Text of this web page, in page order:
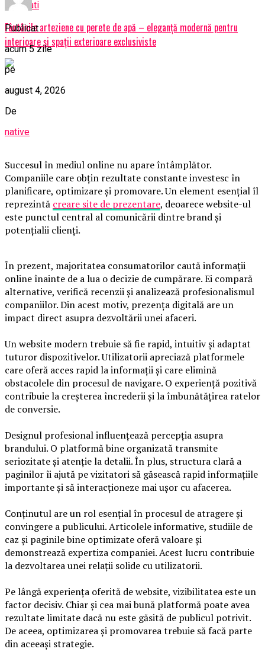
Nu ratati
Fântânile arteziene cu perete de apă – eleganță modernă pentru
interioare și spații exterioare exclusiviste
Publicat
acum 5 zile
pe
august 4, 2026
De
native
Succesul în mediul online nu apare întâmplător.
Companiile care obțin rezultate constante investesc în
planificare, optimizare și promovare. Un element esențial îl
reprezintă creare site de prezentare, deoarece website-ul
este punctul central al comunicării dintre brand și
potențialii clienți.
În prezent, majoritatea consumatorilor caută informații
online înainte de a lua o decizie de cumpărare. Ei compară
alternative, verifică recenzii și analizează profesionalismul
companiilor. Din acest motiv, prezența digitală are un
impact direct asupra dezvoltării unei afaceri.
Un website modern trebuie să fie rapid, intuitiv și adaptat
tuturor dispozitivelor. Utilizatorii apreciază platformele
care oferă acces rapid la informații și care elimină
obstacolele din procesul de navigare. O experiență pozitivă
contribuie la creșterea încrederii și la îmbunătățirea ratelor
de conversie.
Designul profesional influențează percepția asupra
brandului. O platformă bine organizată transmite
seriozitate și atenție la detalii. În plus, structura clară a
paginilor îi ajută pe vizitatori să găsească rapid informațiile
importante și să interacționeze mai ușor cu afacerea.
Conținutul are un rol esențial în procesul de atragere și
convingere a publicului. Articolele informative, studiile de
caz și paginile bine optimizate oferă valoare și
demonstrează expertiza companiei. Acest lucru contribuie
la dezvoltarea unei relații solide cu utilizatorii.
Pe lângă experiența oferită de website, vizibilitatea este un
factor decisiv. Chiar și cea mai bună platformă poate avea
rezultate limitate dacă nu este găsită de publicul potrivit.
De aceea, optimizarea și promovarea trebuie să facă parte
din aceeași strategie.